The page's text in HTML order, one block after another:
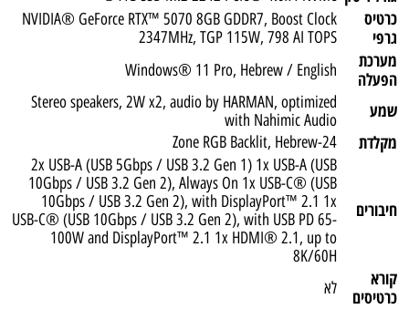
כרטיס
גרפי
NVIDIA® GeForce RTX™ 5070 8GB GDDR7, Boost Clock
2347MHz, TGP 115W, 798 AI TOPS
מערכת
הפעלה
Windows® 11 Pro, Hebrew / English
שמע
Stereo speakers, 2W x2, audio by HARMAN, optimized
with Nahimic Audio
מקלדת 24-Zone RGB Backlit, Hebrew
חיבורים
2x USB-A (USB 5Gbps / USB 3.2 Gen 1) 1x USB-A (USB
10Gbps / USB 3.2 Gen 2), Always On 1x USB-C® (USB
10Gbps / USB 3.2 Gen 2), with DisplayPort™ 2.1 1x
USB-C® (USB 10Gbps / USB 3.2 Gen 2), with USB PD 65-
100W and DisplayPort™ 2.1 1x HDMI® 2.1, up to
8K/60H
קורא
כרטיסים
לא